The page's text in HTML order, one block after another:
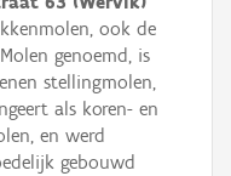
ook de
genoemd, is
stellingmolen,
als koren- en
en werd
gebouwd